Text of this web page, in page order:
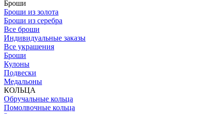
Броши
Броши из золота
Броши из серебра
Все броши
Индивидуальные заказы
Все украшения
Броши
Кулоны
Подвески
Медальоны
КОЛЬЦА
Обручальные кольца
Помолвочные кольца